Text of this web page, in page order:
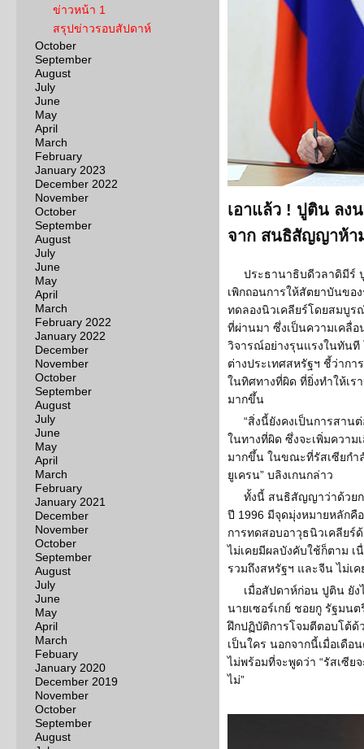
ข่าวหน้า 1
สรุปข่าวรอบสัปดาห์
October
September
August
July
June
May
April
March
February
January 2023
December 2022
November
October
September
August
July
June
May
April
March
February 2022
January 2022
December
November
October
September
August
July
June
May
April
March
February
January 2021
December
November
October
September
August
July
June
May
April
March
Febuary
January 2020
December 2019
November
October
September
August
เอาแล้ว ! ปูติน ลง
จาก สนธิสัญญาห้า
ประธานาธิบดีวลาดิมีร์
เพิกถอนการให้สัตยาบันข
ทดลองนิวเคลียร์โดยสมบู
ที่ผ่านมา ซึ่งเป็นความเคลื่อ
วิจารณ์อย่างรุนแรงในทัน
ต่างประเทศสหรัฐฯ ชี้ว่าก
ในทิศทางที่ผิด ที่ยิ่งทำให้เ
มากขึ้น
“สิ่งนี้ยังคงเป็นการสาน
ในทางที่ผิด ซึ่งจะเพิ่มความ
มากขึ้น ในขณะที่รัสเซียกำ
ยูเครน” บลิงเกนกล่าว
ทั้งนี้ สนธิสัญญาว่าด้วย
ปี 1996 มีจุดมุ่งหมายหลักคื
การทดสอบอาวุธนิวเคลีย
ไม่เคยมีผลบังคับใช้ก็ตาม เ
รวมถึงสหรัฐฯ และจีน ไม่
เมื่อสัปดาห์ก่อน ปูติน ยั
นายเซอร์เกย์ ชอยกู รัฐมน
ฝึกปฏิบัติการโจมตีตอบโต้ด้
เป็นใคร นอกจากนี้เมื่อเดื
ไม่พร้อมที่จะพูดว่า “รัสเซีย
ไม่”